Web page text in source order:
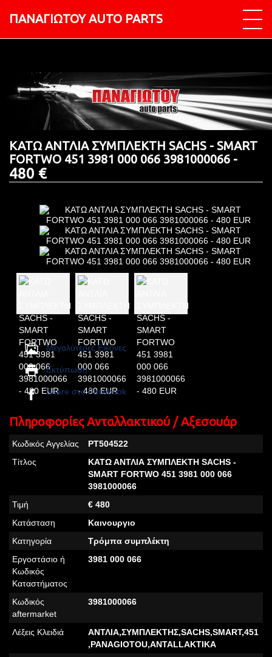
ΠΑΝΑΓΙΩΤΟΥ AUTO PARTS
ΚΑΤΩ ΑΝΤΛΙΑ ΣΥΜΠΛΕΚΤΗ SACHS - SMART
FORTWO 451 3981 000 066 3981000066 -
480 €
Μεγαλύτερες Εικόνες
Εκτύπωση
Share στο Facebook
Πληροφορίες Ανταλλακτικού / Αξεσουάρ
Κωδικός Αγγελίας
PT504522
Τίτλος
ΚΑΤΩ ΑΝΤΛΙΑ ΣΥΜΠΛΕΚΤΗ SACHS -
SMART FORTWO 451 3981 000 066
3981000066
Τιμή
€ 480
Κατάσταση
Καινουργιο
Κατηγορία
Τρόμπα συμπλέκτη
Εργοστάσιο ή
Κωδικός
Καταστήματος
3981 000 066
Κωδικός
aftermarket
3981000066
Λέξεις Κλειδιά
ΑΝΤΛΙΑ,ΣΥΜΠΛΕΚΤΗΣ,SACHS,SMART,451
,PANAGIOTOU,ANTALLAKTIKA